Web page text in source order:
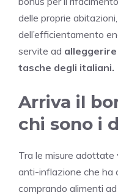
delle proprie
dell’efficientamento
servite ad
tasche degli italiani.
Arriva il
chi sono i
Tra le misure
anti-inflazione che ha
comprando alimenti